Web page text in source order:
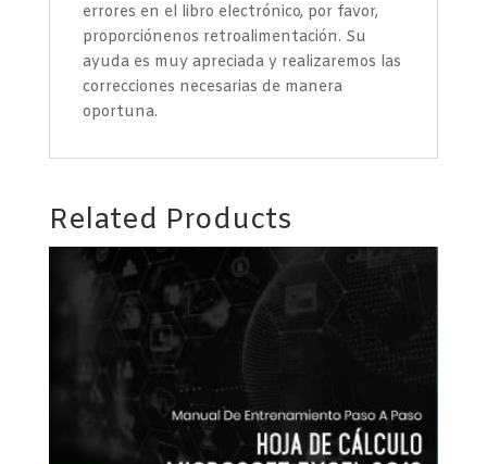
errores en el libro electrónico, por favor,
proporciónenos retroalimentación. Su
ayuda es muy apreciada y realizaremos las
correcciones necesarias de manera
oportuna.
Related Products